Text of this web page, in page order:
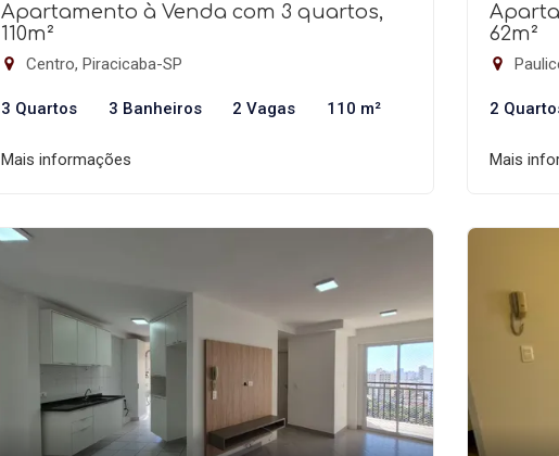
Apartamento à Venda com 3 quartos,
110m²
Centro, Piracicaba-SP
3 Quartos 3 Banheiros 2 Vagas 110 m²
Mais informações
62m²
2
Mais